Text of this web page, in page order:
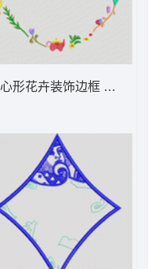
心形花卉装饰边框 女装